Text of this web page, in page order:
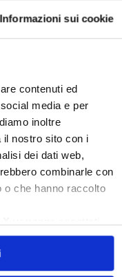
Informazioni sui cookie
contenuti ed
media e per
inoltre
il nostro sito con i
dei dati web,
combinarle con
o che hanno raccolto
Green Party
Formali